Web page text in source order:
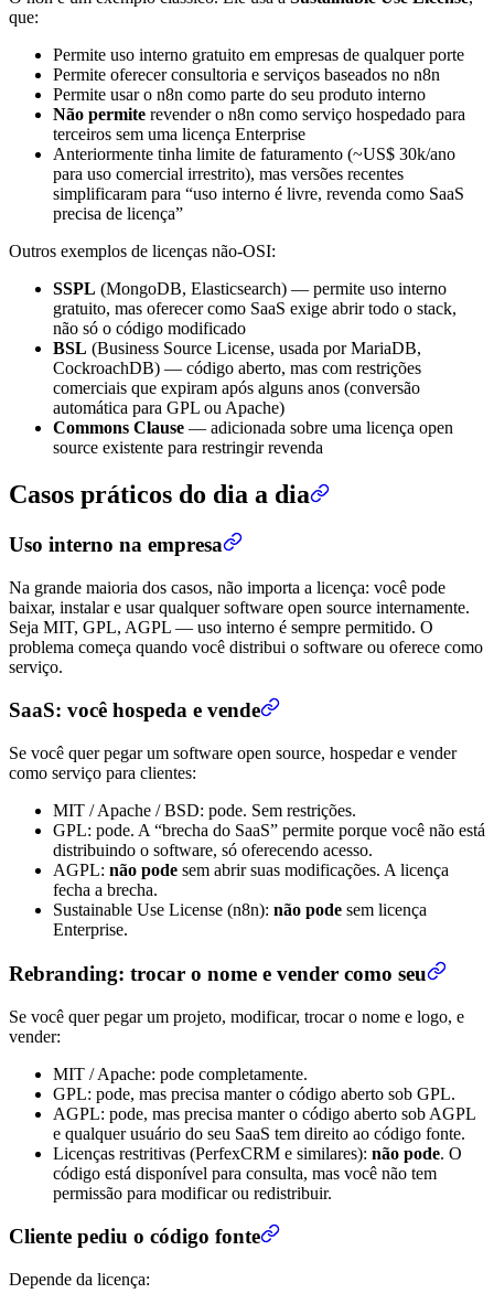
que:
Permite uso interno gratuito em empresas de qualquer porte
Permite oferecer consultoria e serviços baseados no n8n
Permite usar o n8n como parte do seu produto interno
Não permite revender o n8n como serviço hospedado para
terceiros sem uma licença Enterprise
Anteriormente tinha limite de faturamento (~US$ 30k/ano
para uso comercial irrestrito), mas versões recentes
simplificaram para “uso interno é livre, revenda como SaaS
precisa de licença”
Outros exemplos de licenças não-OSI:
SSPL (MongoDB, Elasticsearch) — permite uso interno
gratuito, mas oferecer como SaaS exige abrir todo o stack,
não só o código modificado
BSL (Business Source License, usada por MariaDB,
CockroachDB) — código aberto, mas com restrições
comerciais que expiram após alguns anos (conversão
automática para GPL ou Apache)
Commons Clause — adicionada sobre uma licença open
source existente para restringir revenda
Casos práticos do dia a dia
Uso interno na empresa
Na grande maioria dos casos, não importa a licença: você pode
baixar, instalar e usar qualquer software open source internamente.
Seja MIT, GPL, AGPL — uso interno é sempre permitido. O
problema começa quando você distribui o software ou oferece como
serviço.
SaaS: você hospeda e vende
Se você quer pegar um software open source, hospedar e vender
como serviço para clientes:
MIT / Apache / BSD: pode. Sem restrições.
GPL: pode. A “brecha do SaaS” permite porque você não está
distribuindo o software, só oferecendo acesso.
AGPL: não pode sem abrir suas modificações. A licença
fecha a brecha.
Sustainable Use License (n8n): não pode sem licença
Enterprise.
Rebranding: trocar o nome e vender como seu
Se você quer pegar um projeto, modificar, trocar o nome e logo, e
vender:
MIT / Apache: pode completamente.
GPL: pode, mas precisa manter o código aberto sob GPL.
AGPL: pode, mas precisa manter o código aberto sob AGPL
e qualquer usuário do seu SaaS tem direito ao código fonte.
Licenças restritivas (PerfexCRM e similares): não pode. O
código está disponível para consulta, mas você não tem
permissão para modificar ou redistribuir.
Cliente pediu o código fonte
Depende da licença: